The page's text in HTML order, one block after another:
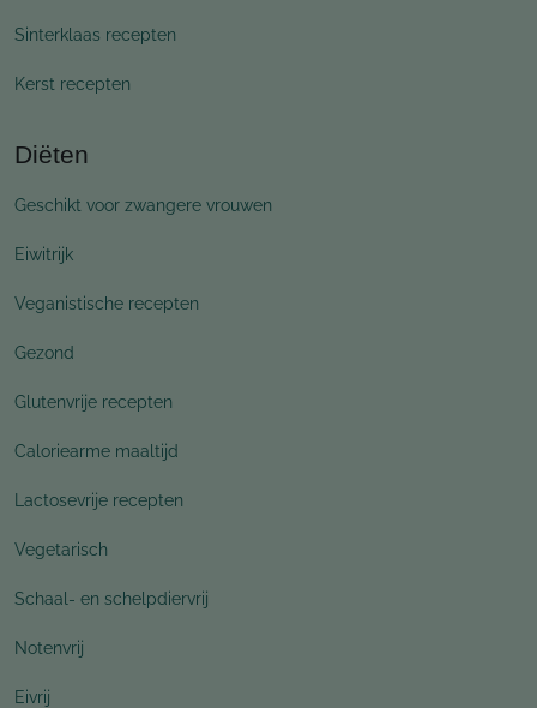
Sinterklaas recepten
Kerst recepten
Diëten
Geschikt voor zwangere vrouwen
Eiwitrijk
Veganistische recepten
Gezond
Glutenvrije recepten
Caloriearme maaltijd
Lactosevrije recepten
Vegetarisch
Schaal- en schelpdiervrij
Notenvrij
Eivrij